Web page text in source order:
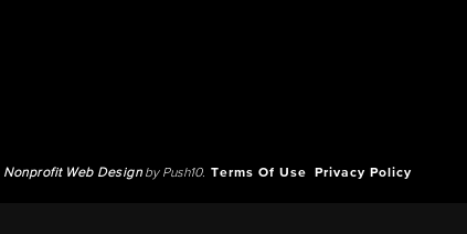
Nonprofit Web Designby Push10. Terms Of Use Privacy Policy